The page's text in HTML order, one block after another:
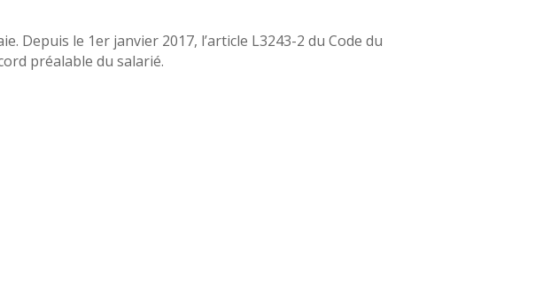
Depuis le 1er janvier 2017, l’article L3243-2 du Code du
préalable du salarié.